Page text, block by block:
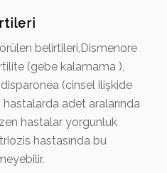
belirtileri,Dismenore
(gebe kalamama ),
disparonea (cinsel ilişkide
hastalarda adet aralarında
hastalar yorgunluk
hastasında bu